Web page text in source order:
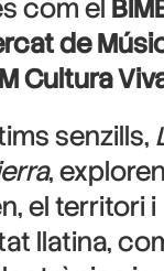
com el
de
Cultura
senzills,
,
el territori i
llatina,